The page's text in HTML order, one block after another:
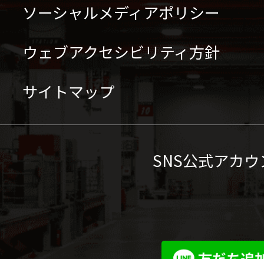
ソーシャルメディアポリシー
ウェブアクセシビリティ方針
サイトマップ
SNS公式アカ